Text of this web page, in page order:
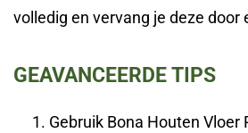
volledig en vervang je deze door
GEAVANCEERDE TIPS
Gebruik Bona Houten Vloer